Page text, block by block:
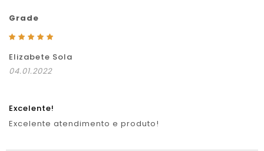
Grade
Elizabete Sola
04.01.2022
Excelente!
Excelente atendimento e produto!